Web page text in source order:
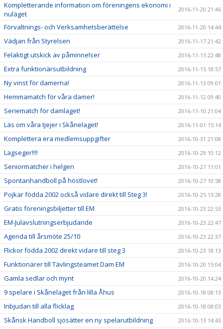
Kompletterande information om föreningens ekonomi i
nuläget
2016-11-20 21:46
Förvaltnings- och Verksamhetsberättelse 2016-11-20 14:44
Vädjan från Styrelsen 2016-11-17 21:42
Felaktigt utskick av påminnelser 2016-11-15 22:48
Extra funktionärsutbildning 2016-11-15 18:57
Ny vinst för damerna! 2016-11-13 09:01
Hemmamatch för våra damer! 2016-11-12 09:40
Seriematch för damlaget! 2016-11-10 21:04
Läs om våra tjejer i Skånelaget! 2016-11-01 15:14
Komplettera era medlemsuppgifter 2016-10-31 21:08
Lagseger!!!! 2016-10-29 10:12
Seniormatcher i helgen 2016-10-27 11:01
Spontanhandboll på höstlovet! 2016-10-27 10:58
Pojkar födda 2002 också vidare direkt till Steg 3! 2016-10-25 13:28
Gratis föreningsbiljetter till EM 2016-10-23 22:53
EM-Julavslutningserbjudande 2016-10-23 22:47
Agenda till årsmöte 25/10 2016-10-23 22:37
Flickor födda 2002 direkt vidare till steg 3 2016-10-23 18:13
Funktionärer till Tävlingsteamet Dam EM 2016-10-20 15:04
Gamla sedlar och mynt 2016-10-20 14:24
9 spelare i Skånelaget från lilla Åhus 2016-10-18 08:13
Inbjudan till alla flicklag 2016-10-18 08:03
Skånsk Handboll sjösätter en ny spelarutbildning 2016-10-13 14:43